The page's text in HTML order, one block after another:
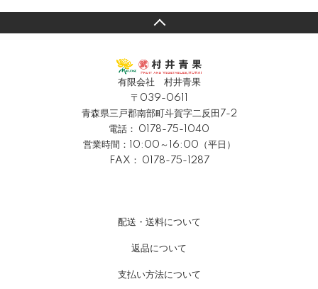
有限会社 村井青果
〒039-0611
青森県三戸郡南部町斗賀字二反田7-2
電話： 0178-75-1040
営業時間：10:00～16:00（平日）
FAX： 0178-75-1287
配送・送料について
返品について
支払い方法について